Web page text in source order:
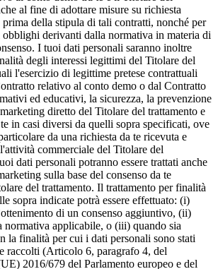
al fine di adottare misure su richiesta
prima della stipula di tali contratti, nonché per
obblighi derivanti dalla normativa in materia di
I tuoi dati personali saranno inoltre
degli interessi legittimi del Titolare del
l'esercizio di legittime pretese contrattuali
relativo al conto demo o dal Contratto
ed educativi, la sicurezza, la prevenzione
diretto del Titolare del trattamento e
in casi diversi da quelli sopra specificati, ove
da una richiesta da te ricevuta e
commerciale del Titolare del
dati personali potranno essere trattati anche
sulla base del consenso da te
del trattamento. Il trattamento per finalità
sopra indicate potrà essere effettuato: (i)
di un consenso aggiuntivo, (ii)
normativa applicabile, o (iii) quando sia
la finalità per cui i dati personali sono stati
raccolti (Articolo 6, paragrafo 4, del
2016/679 del Parlamento europeo e del